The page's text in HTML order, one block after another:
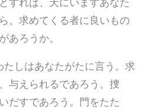
、求めてくる者に良いもの
あろうか。
たしはあなたがたに言う。求
与えられるであろう。捜
だすであろう。門をたた